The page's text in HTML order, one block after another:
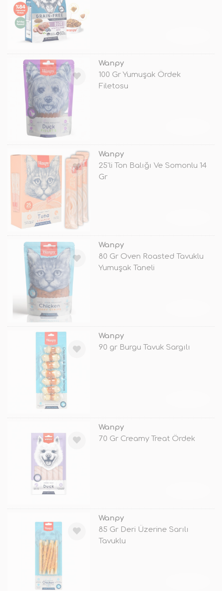
Wanpy
100 Gr Yumuşak Ördek
Filetosu
Wanpy
25'li Ton Balığı Ve Somonlu 14
Gr
Wanpy
80 Gr Oven Roasted Tavuklu
Yumuşak Taneli
Wanpy
90 gr Burgu Tavuk Sargılı
Wanpy
70 Gr Creamy Treat Ördek
Wanpy
85 Gr Deri Üzerine Sarılı
Tavuklu